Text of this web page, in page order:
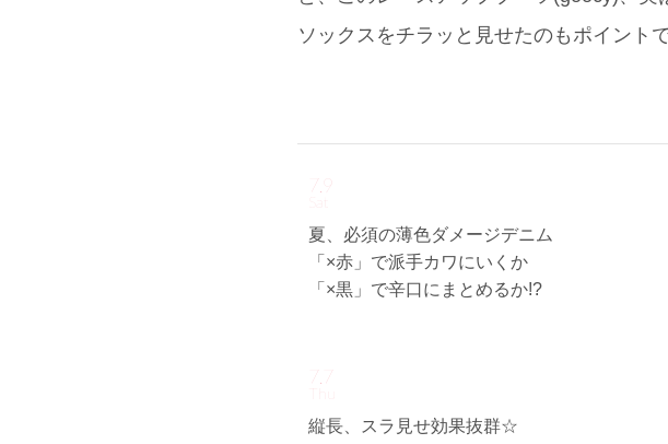
ソックスをチラッと見せたのもポイントで
夏、必須の薄色ダメージデニム
「×赤」で派手カワにいくか
「×黒」で辛口にまとめるか!?
縦長、スラ見せ効果抜群☆